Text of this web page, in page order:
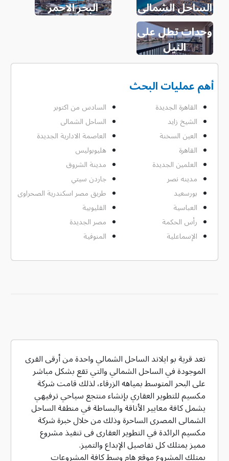
الساحل الشمالى
البحر الاحمر
وحدات تطل على
النيل
أهم عمليات البحث
القاهرة الجديدة
السادس من اكتوبر
الشيخ زايد
الساحل الشمالى
العين السخنة
العاصمة الادارية الجديدة
القاهرة
هليوبوليس
العلمين الجديدة
مدينة الشروق
مدينه نصر
جاردن سيتي
بورسعيد
طريق مصر اسكندرية الصحراوى
العباسية
القليوبية
رأس الحكمة
مصر الجديدة
الإسماعلية
المنوفية
تعد قرية بو ايلاند الساحل الشمالي واحدة من أرقى القرى
الموجودة في الساحل الشمالي والتي تقع بشكل مباشر
على البحر المتوسط بمياهه الزرقاء، لذلك قامت شركة
مكسيم للتطوير العقاري بإنشاء منتجع سياحي ترفيهي
يشمل كافة معايير الأناقة والبساطة في منطقة الساحل
الشمالى المصرى الساحرة وذلك من خلال خبرة شركة
مكسيم الرائدة في التطوير العقارى فى تنفيذ مشروع
مميز يمتلك كل تفاصيل الإبداع والتميز.
يمتلك المشروع موقع هام وسط كافة المشروعات